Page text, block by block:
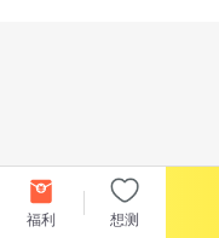
福利 想测